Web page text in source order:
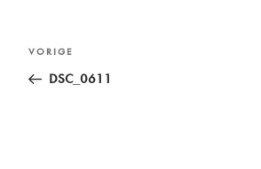
Bericht
navigatie
Vorig
bericht
VORIGE
DSC_0611